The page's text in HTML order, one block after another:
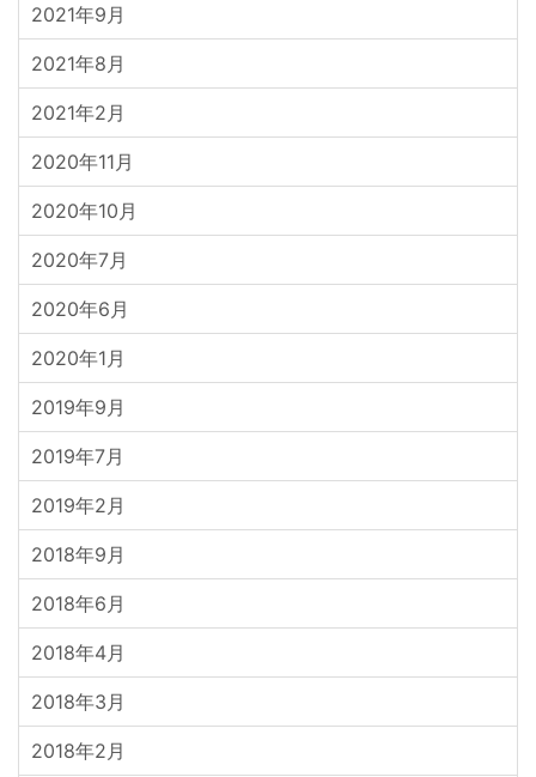
2021年9月
2021年8月
2021年2月
2020年11月
2020年10月
2020年7月
2020年6月
2020年1月
2019年9月
2019年7月
2019年2月
2018年9月
2018年6月
2018年4月
2018年3月
2018年2月